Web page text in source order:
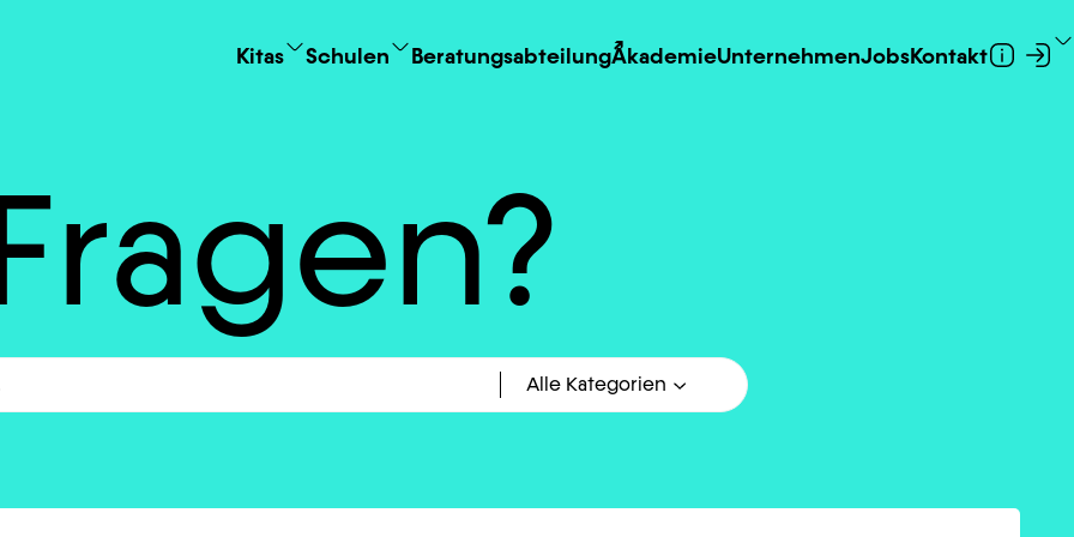
Kitas Schulen BeratungsabteilungAkademieUnternehmenJobsKontakt